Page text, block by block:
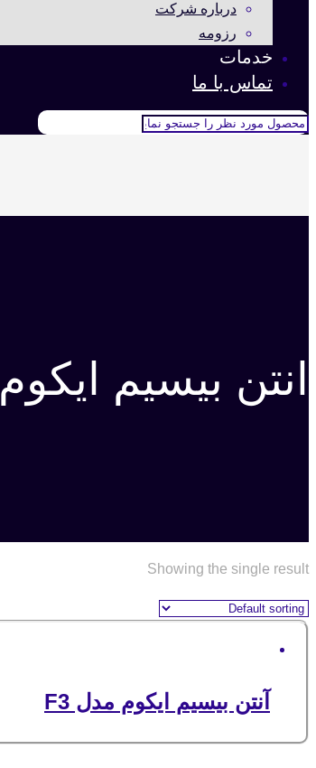
درباره شرکت
رزومه
خدمات
تماس با ما
انتن بیسیم ایکوم F3
Showing the single result
آنتن بیسیم ایکوم مدل F3